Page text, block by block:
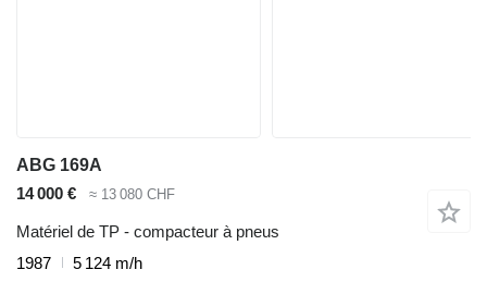
ABG 169A
14 000 €
≈ 13 080 CHF
Matériel de TP - compacteur à pneus
1987
5 124 m/h